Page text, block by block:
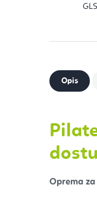
Oprema